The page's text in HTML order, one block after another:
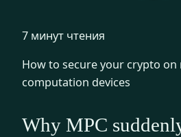
7 минут чтения
How to secure your crypto
computation devices
Why MPC